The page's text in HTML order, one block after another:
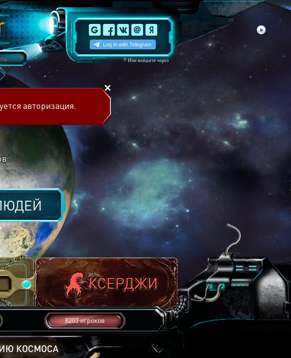
↑Или войдите через
авторизация.
8203 игроков
КОСМОСА